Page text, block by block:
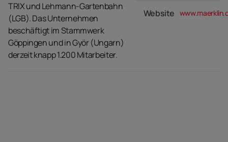
TRIX und Lehmann-Gartenbahn
(LGB). Das Unternehmen
beschäftigt im Stammwerk
Göppingen und in Györ (Ungarn)
derzeit knapp 1.200 Mitarbeiter.
Website